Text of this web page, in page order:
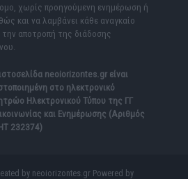
χωρίς προηγούμενη ενημέρωση ή
και να λαμβάνει κάθε αναγκαίο
την αποτροπή της διάδοσης
neoiorizontes.grείναι
στο ηλεκτρονικό
Ηλεκτρονικού Τύπου της ΓΓ
και Ενημέρωσης (Αριθμός
232374)
by neoiorizontes.gr Powered by